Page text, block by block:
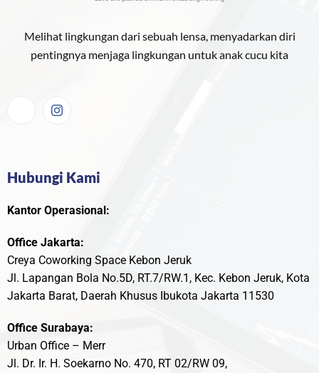
Melihat lingkungan dari sebuah lensa, menyadarkan diri
pentingnya menjaga lingkungan untuk anak cucu kita
Hubungi Kami
Kantor Operasional:
Office Jakarta:
Creya Coworking Space Kebon Jeruk
Jl. Lapangan Bola No.5D, RT.7/RW.1, Kec. Kebon Jeruk, Kota
Jakarta Barat, Daerah Khusus Ibukota Jakarta 11530
Office Surabaya:
Urban Office – Merr
Jl. Dr. Ir. H. Soekarno No. 470, RT 02/RW 09,